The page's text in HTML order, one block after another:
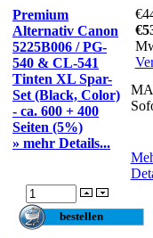
Premium
Alternativ Canon
5225B006 / PG-
540 & CL-541
Tinten XL Spar-
Set (Black, Color)
- ca. 600 + 400
Seiten (5%)
» mehr Details...